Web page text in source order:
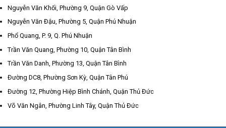
Nguyễn Văn Khối, Phường 9, Quận Gò Vấp
Nguyễn Văn Đậu, Phường 5, Quận Phú Nhuận
Phổ Quang, P. 9, Q. Phú Nhuận
Trần Văn Quang, Phường 10, Quận Tân Bình
Trần Văn Danh, Phường 13, Quận Tân Bình
Đường DC8, Phường Sơn Kỳ, Quận Tân Phú
Đường 12, Phường Hiệp Bình Chánh, Quận Thủ Đức
Võ Văn Ngân, Phường Linh Tây, Quận Thủ Đức